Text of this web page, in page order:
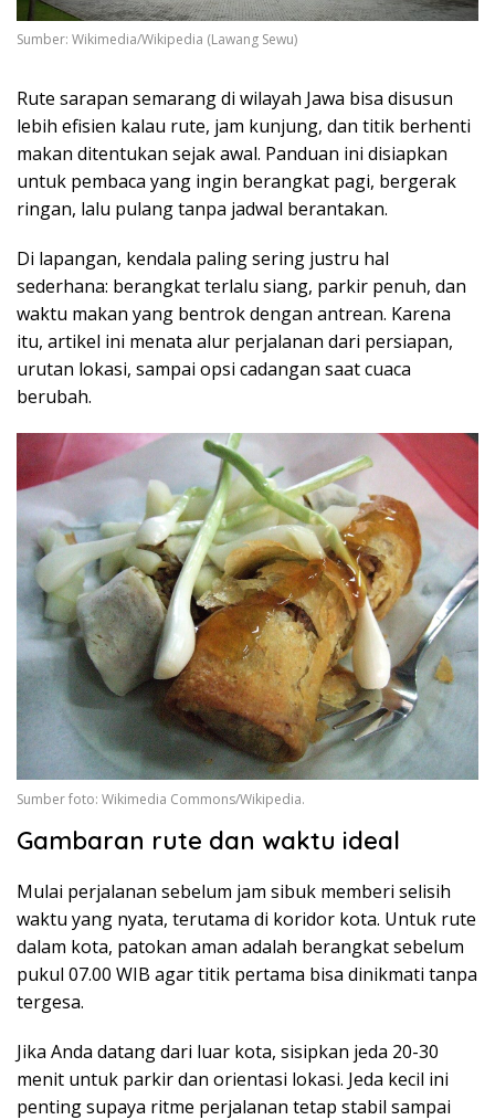
Sumber: Wikimedia/Wikipedia (Lawang Sewu)
Rute sarapan semarang di wilayah Jawa bisa disusun
lebih efisien kalau rute, jam kunjung, dan titik berhenti
makan ditentukan sejak awal. Panduan ini disiapkan
untuk pembaca yang ingin berangkat pagi, bergerak
ringan, lalu pulang tanpa jadwal berantakan.
Di lapangan, kendala paling sering justru hal
sederhana: berangkat terlalu siang, parkir penuh, dan
waktu makan yang bentrok dengan antrean. Karena
itu, artikel ini menata alur perjalanan dari persiapan,
urutan lokasi, sampai opsi cadangan saat cuaca
berubah.
Sumber foto: Wikimedia Commons/Wikipedia.
Gambaran rute dan waktu ideal
Mulai perjalanan sebelum jam sibuk memberi selisih
waktu yang nyata, terutama di koridor kota. Untuk rute
dalam kota, patokan aman adalah berangkat sebelum
pukul 07.00 WIB agar titik pertama bisa dinikmati tanpa
tergesa.
Jika Anda datang dari luar kota, sisipkan jeda 20-30
menit untuk parkir dan orientasi lokasi. Jeda kecil ini
penting supaya ritme perjalanan tetap stabil sampai